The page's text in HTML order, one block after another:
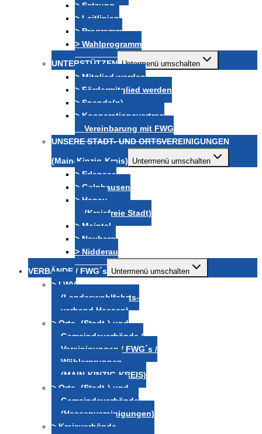
> Satzung
> Leitlinien
> Programm
> Wahlprogramm
UNTERSTÜTZEN Untermenü umschalten
> Mitglied werden
> Fördermitglied werden
> Spende(n)
> Kooperationsvertrag
Vereinbarung mit FWG
UNSERE STADT- UND ORTSVEREINIGUNGEN
(Main-Kinzig-Kreis) Untermenü umschalten
> Erlensee
> Gelnhausen
> Hanau
(Kreisfreie Stadt)
> Maintal
> Neuberg
> Nidderau
VERBÄNDE / FWG´s Untermenü umschalten
> LWV
(Landeswohlfahrts-
verband Hessen)
> Orts- (Stadt-) und
Gemeindeverbände /
Vereinigungen / FWG´s /
Wählergruppen
(MAIN-KINZIG-KREIS)
> Orts- (Stadt-) und
Gemeindeverbände
(Hessenvereinigungen)
> Kreisverbände